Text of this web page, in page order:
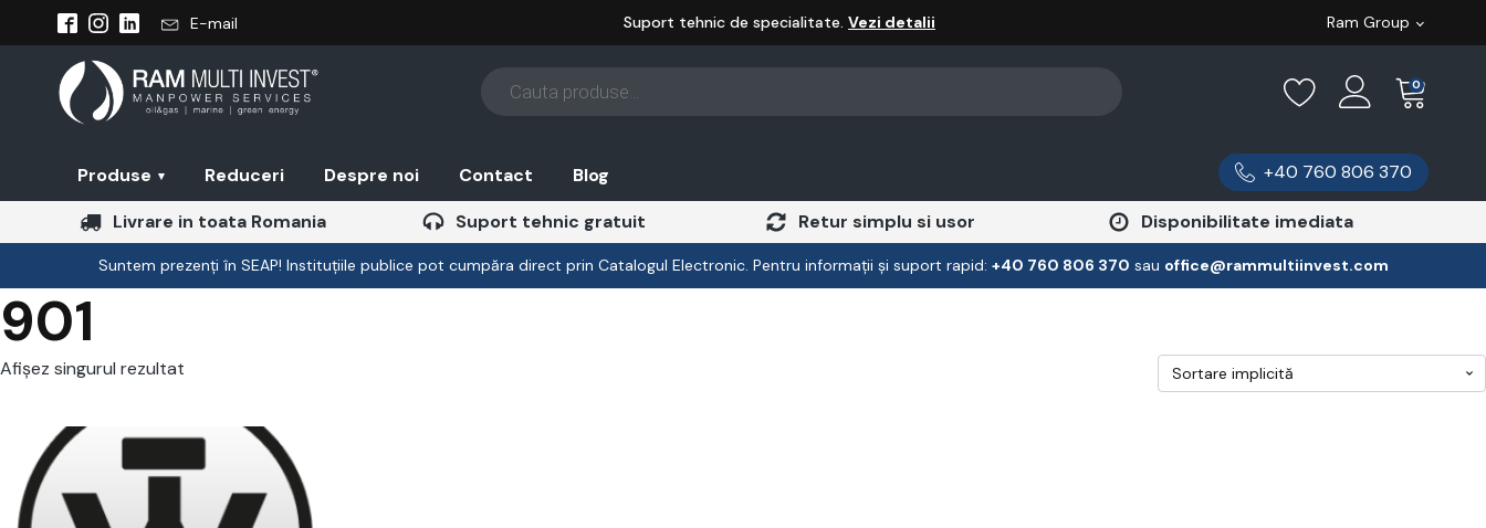
E-mail Suport tehnic de specialitate.Vezi detalii Ram Group
Products
search
0
Produse ▾ Reduceri Despre noi Contact Blog +40 760 806 370
Livrare in toata Romania Suport tehnic gratuit Retur simplu si usor Disponibilitate imediata
Suntem prezenți în SEAP! Instituțiile publice pot cumpăra direct prin Catalogul Electronic. Pentru informații și suport rapid: ‪+40 760 806 370 ‬ sau office@rammultiinvest.com
901
Afișez singurul rezultat